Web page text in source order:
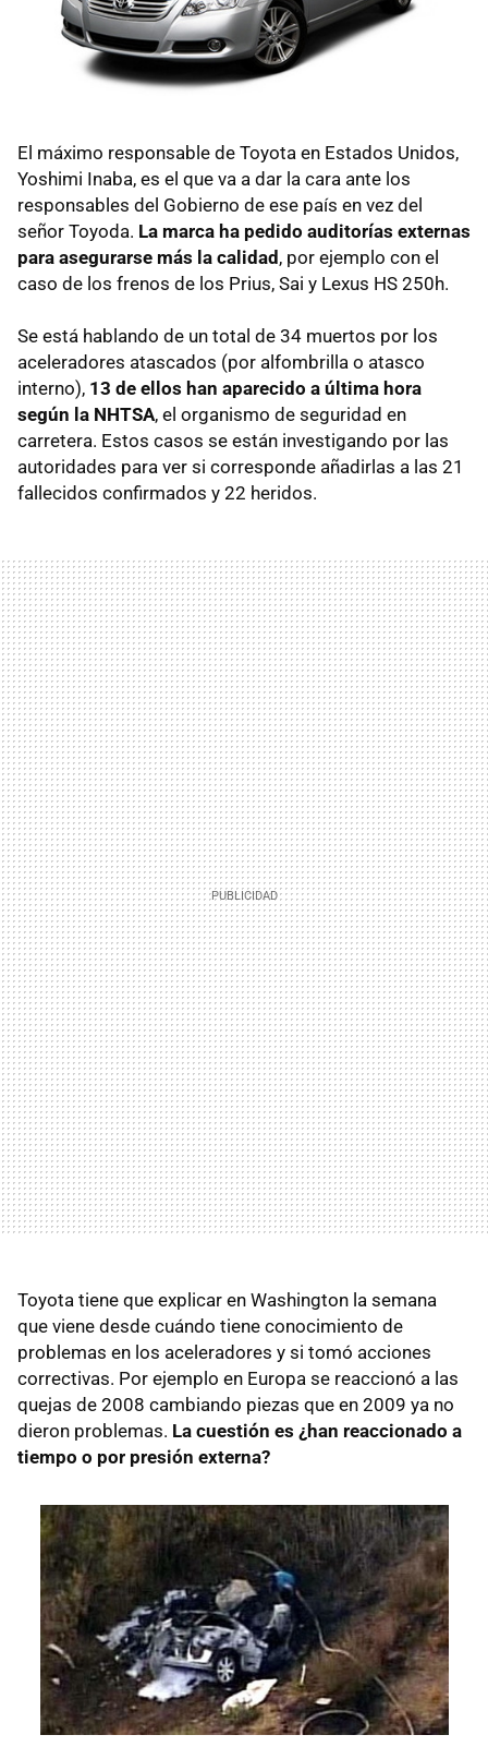
El máximo responsable de Toyota en Estados Unidos,
Yoshimi Inaba, es el que va a dar la cara ante los
responsables del Gobierno de ese país en vez del
señor Toyoda. La marca ha pedido auditorías externas
para asegurarse más la calidad, por ejemplo con el
caso de los frenos de los Prius, Sai y Lexus HS 250h.
Se está hablando de un total de 34 muertos por los
aceleradores atascados (por alfombrilla o atasco
interno), 13 de ellos han aparecido a última hora
según la NHTSA, el organismo de seguridad en
carretera. Estos casos se están investigando por las
autoridades para ver si corresponde añadirlas a las 21
fallecidos confirmados y 22 heridos.
Toyota tiene que explicar en Washington la semana
que viene desde cuándo tiene conocimiento de
problemas en los aceleradores y si tomó acciones
correctivas. Por ejemplo en Europa se reaccionó a las
quejas de 2008 cambiando piezas que en 2009 ya no
dieron problemas. La cuestión es ¿han reaccionado a
tiempo o por presión externa?